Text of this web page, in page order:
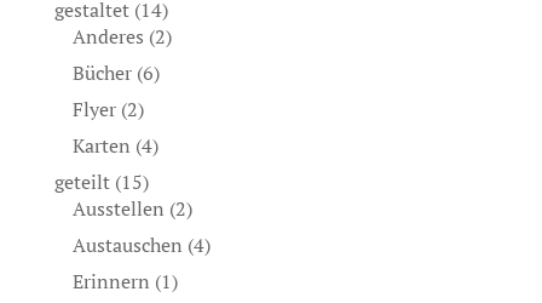
gestaltet(14)
Anderes (2)
Bücher(6)
Flyer(2)
Karten (4)
geteilt(15)
Ausstellen (2)
Austauschen (4)
Erinnern (1)